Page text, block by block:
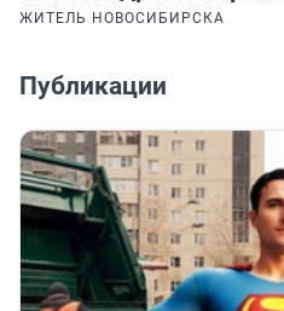
ЖИТЕЛЬ НОВОСИБИРСКА
Публикации